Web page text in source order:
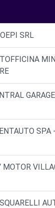
SRL
SPA -